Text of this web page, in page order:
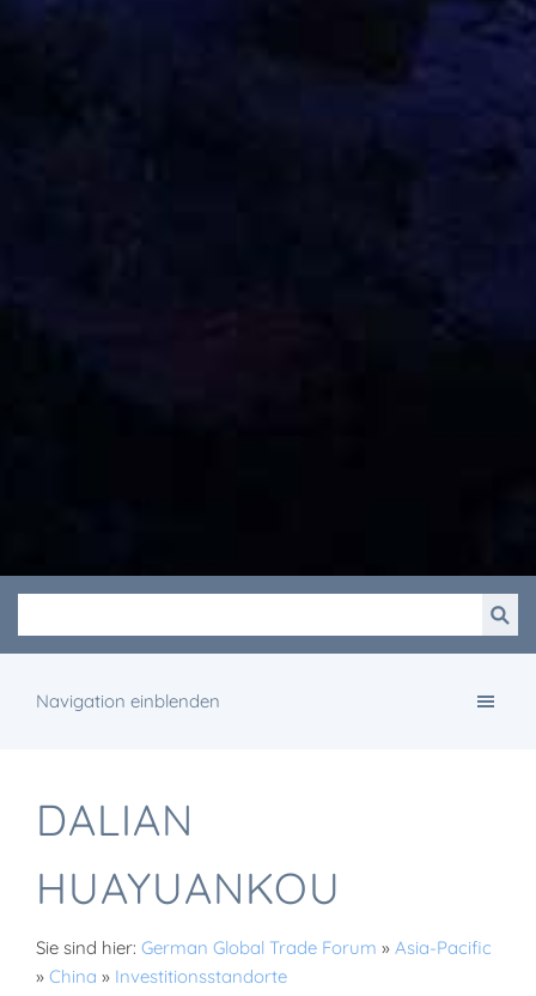
Navigation einblenden
DALIAN
HUAYUANKOU
Sie sind hier: German Global Trade Forum » Asia-Pacific
» China » Investitionsstandorte